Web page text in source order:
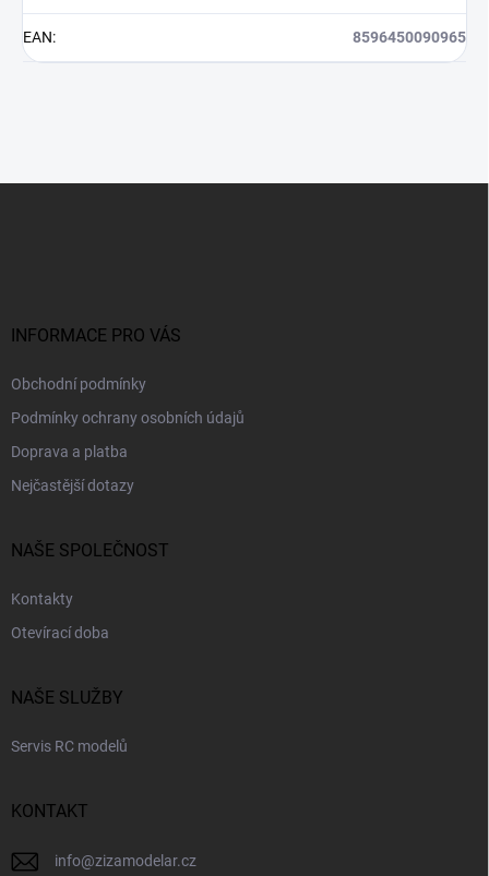
EAN: 8596450090965
INFORMACE PRO VÁS
Obchodní podmínky
Podmínky ochrany osobních údajů
Doprava a platba
Nejčastější dotazy
NAŠE SPOLEČNOST
Kontakty
Otevírací doba
NAŠE SLUŽBY
Servis RC modelů
KONTAKT
info@zizamodelar.cz